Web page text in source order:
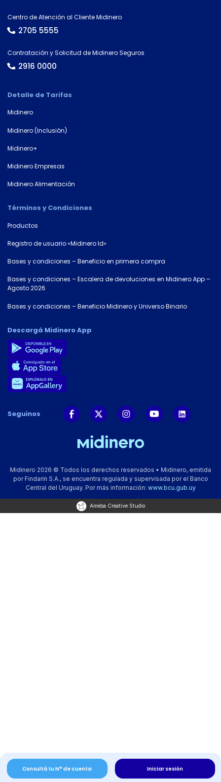
Consultá tu N° de cuenta Iniciar sesión
Centro de Atención al Cliente Midinero
2705 5555
Contratación y Solicitud de Midinero Seguros
2916 0000
Detalle de Tarifas
Midinero
Midinero (Inclusión)
Midinero+
Midinero Empresas
Midinero Alimentación
Términos y Condiciones
Productos
Registro de usuario «Midinero Id»
Bases y condiciones – Beneficio en primera compra
Bases y condiciones – Escalera de devoluciones en Midinero App –
Agosto 2026
Bases y condiciones – Beneficio Midinero y Universo Binario
Descargá Midinero App
Seguinos
Midinero 2026 © Todos los derechos reservados • Midinero, emitida
por Findarin S.A., se encuentra regulada y supervisada por el Banco
Central del Uruguay. Por más información: www.bcu.gub.uy
Ameba Creative Studio